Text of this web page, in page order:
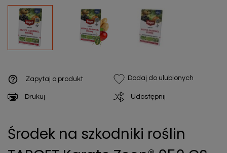
help_outline Zapytaj o produkt Dodaj do ulubionych
Drukuj Udostępnij
Środek na szkodniki roślin